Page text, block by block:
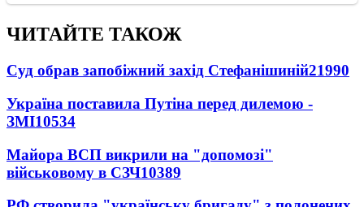
ЧИТАЙТЕ ТАКОЖ
Суд обрав запобіжний захід Стефанішиній21990
Україна поставила Путіна перед дилемою -
ЗМІ10534
Майора ВСП викрили на "допомозі"
військовому в СЗЧ10389